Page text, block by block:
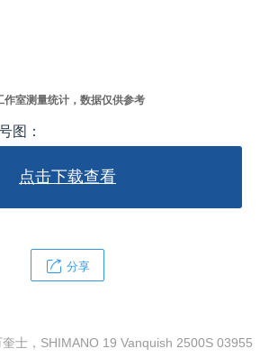
室测量统计，数据仅供参考
图：
点击下载查看
分享
士，SHIMANO 19 Vanquish 2500S 03955